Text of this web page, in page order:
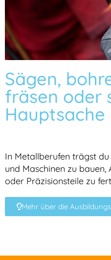
Sägen,
fräsen oder
Hauptsache
In Metallberufen trägst
und Maschinen zu
oder Präzisionsteile zu
Mehr über die